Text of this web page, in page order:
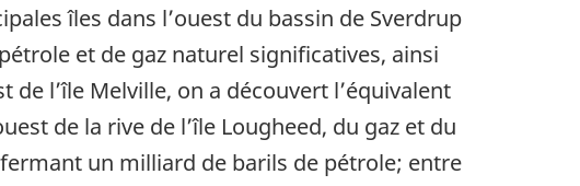
îles dans l’ouest du bassin de Sverdrup
et de gaz naturel significatives, ainsi
l’île Melville, on a découvert l’équivalent
de la rive de l’île Lougheed, du gaz et du
un milliard de barils de pétrole; entre